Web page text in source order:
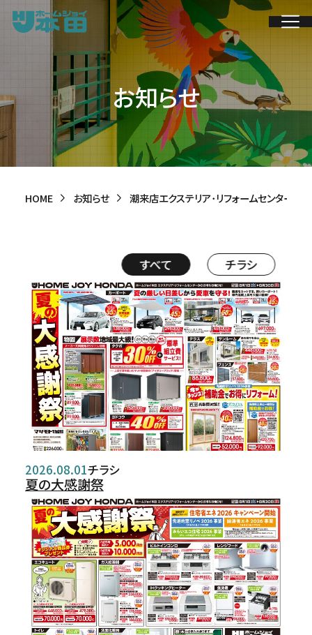
サービス案内
当店の特長
店長のこだわり
総合TOP ホームセンター
お問い合わせ
お知らせ
HOME お知らせ 潮来店エクステリア･リフォームセンター
すべて チラシ
2026.08.01チラシ
夏の大感謝祭